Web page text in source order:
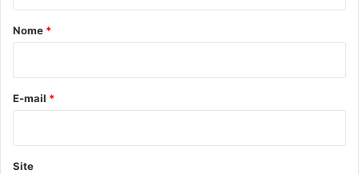
r
*
Nome *
E-mail *
Site